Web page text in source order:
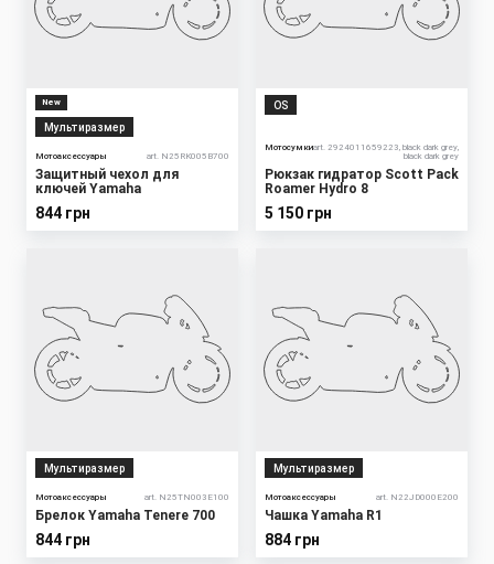
New
Мультиразмер
Мотоаксессуары art. N25RK005B700
Защитный чехол для
ключей Yamaha
844 грн
OS
Мотосумкиart. 2924011659223, black dark grey,
black dark grey
Рюкзак гидратор Scott Pack
Roamer Hydro 8
5 150 грн
Мультиразмер
Мотоаксессуары art. N25TN003E100
Брелок Yamaha Tenere 700
844 грн
Мультиразмер
Мотоаксессуары art. N22JD000E200
Чашка Yamaha R1
884 грн